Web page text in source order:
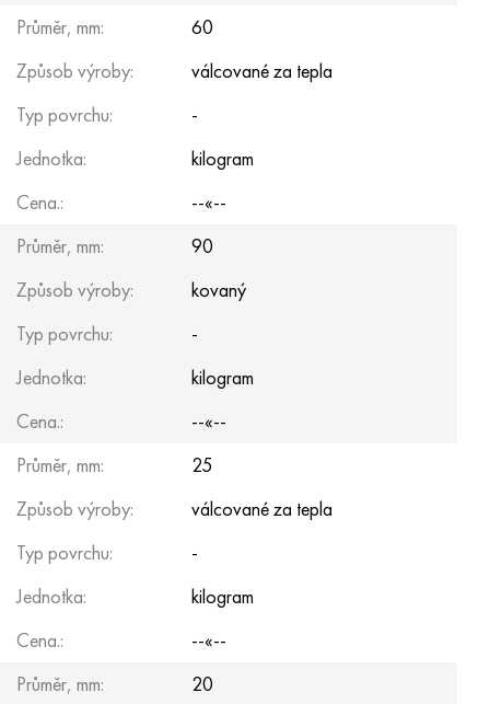
Průměr, mm:
60
Způsob výroby:
válcované za tepla
Typ povrchu:
-
Jednotka:
kilogram
Cena.:
--«--
Průměr, mm:
90
Způsob výroby:
kovaný
Typ povrchu:
-
Jednotka:
kilogram
Cena.:
--«--
Průměr, mm:
25
Způsob výroby:
válcované za tepla
Typ povrchu:
-
Jednotka:
kilogram
Cena.:
--«--
Průměr, mm:
20